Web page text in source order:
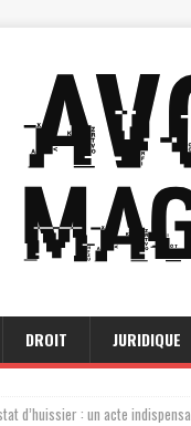
DROIT JURIDIQUE
d’huissier : un acte